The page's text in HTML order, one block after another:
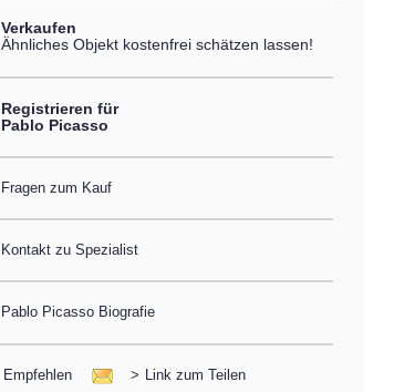
Verkaufen
Ähnliches Objekt kostenfrei schätzen lassen!
Registrieren für
Pablo Picasso
Fragen zum Kauf
Kontakt zu Spezialist
Pablo Picasso Biografie
Empfehlen > Link zum Teilen